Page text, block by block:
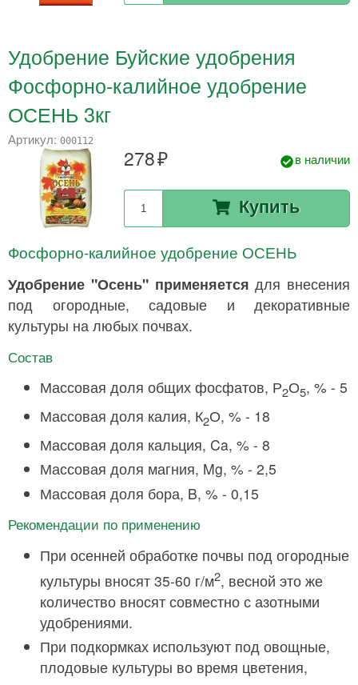
Удобрение Буйские удобрения
Фосфорно-калийное удобрение
ОСЕНЬ 3кг
Артикул: 000112
278 в наличии
Купить
Фосфорно-калийное удобрение ОСЕНЬ
Удобрение "Осень" применяется для внесения
под огородные, садовые и декоративные
культуры на любых почвах.
Состав
Массовая доля общих фосфатов, Р2О5, % - 5
Массовая доля калия, К2О, % - 18
Массовая доля кальция, Ca, % - 8
Массовая доля магния, Mg, % - 2,5
Массовая доля бора, B, % - 0,15
Рекомендации по применению
При осенней обработке почвы под огородные
культуры вносят 35-60 г/м2, весной это же
количество вносят совместно с азотными
удобрениями.
При подкормках используют под овощные,
плодовые культуры во время цветения,